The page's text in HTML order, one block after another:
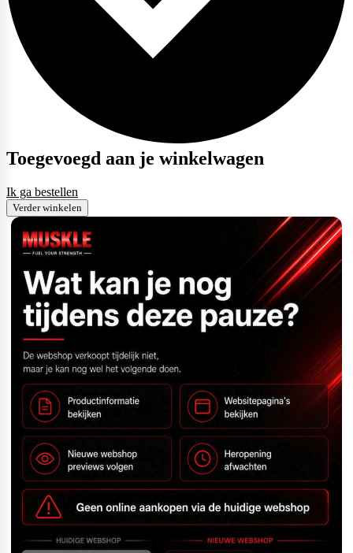
Toegevoegd aan je winkelwagen
Ik ga bestellen
Verder winkelen